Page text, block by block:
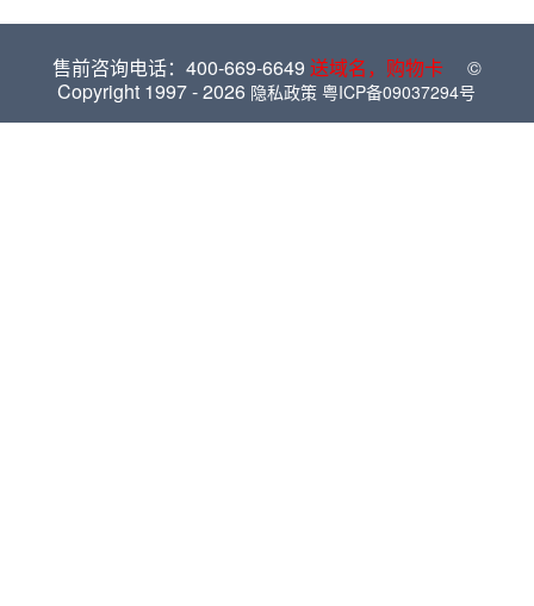
售前咨询电话：400-669-6649 送域名，购物卡©
Copyright 1997 -2026 隐私政策 粤ICP备09037294号